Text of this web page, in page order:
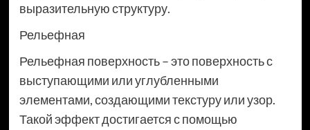
выразительную структуру.
Рельефная
Рельефная поверхность – это поверхность с
выступающими или углубленными
элементами, создающими текстуру или узор.
Такой эффект достигается с помощью